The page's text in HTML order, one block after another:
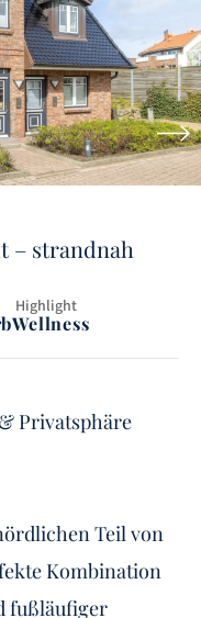
– strandnah
Wellness
Highlight
Privatsphäre
Teil von
Kombination
fußläufiger